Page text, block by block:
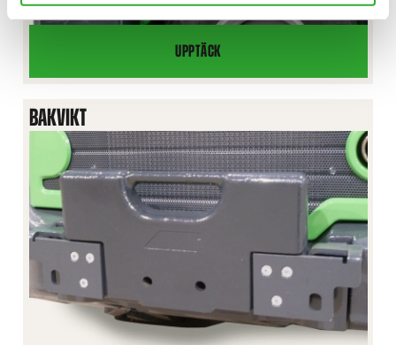
UPPTÄCK
BACKVARNING
BAKVIKT